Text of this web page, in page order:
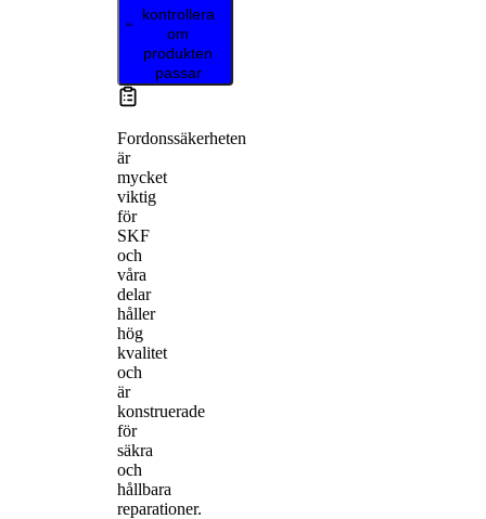
kontrollera
om
produkten
passar
Fordonssäkerheten
är
mycket
viktig
för
SKF
och
våra
delar
håller
hög
kvalitet
och
är
konstruerade
för
säkra
och
hållbara
reparationer.